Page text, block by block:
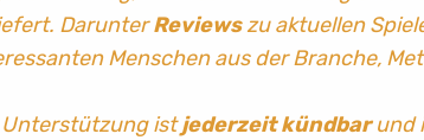
DarunterReviewszu aktuellen
Menschen aus der Branche,
Unterstützung istjederzeit kündbarund